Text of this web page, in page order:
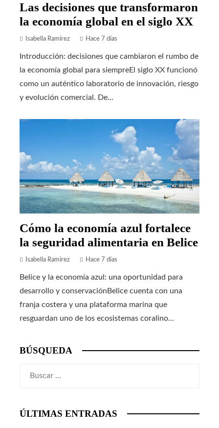
Las decisiones que transformaron
la economía global en el siglo XX
Isabella Ramírez Hace 7 días
Introducción: decisiones que cambiaron el rumbo de
la economía global para siempreEl siglo XX funcionó
como un auténtico laboratorio de innovación, riesgo
y evolución comercial. De...
Cómo la economía azul fortalece
la seguridad alimentaria en Belice
Isabella Ramírez Hace 7 días
Belice y la economía azul: una oportunidad para
desarrollo y conservaciónBelice cuenta con una
franja costera y una plataforma marina que
resguardan uno de los ecosistemas coralino...
BÚSQUEDA
ÚLTIMAS ENTRADAS